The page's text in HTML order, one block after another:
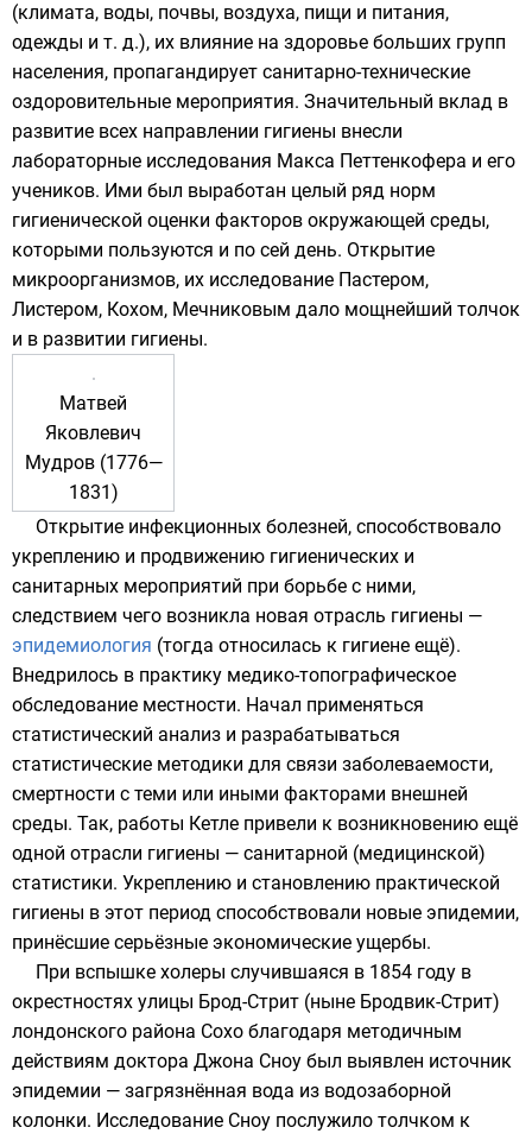
(климата, воды, почвы, воздуха, пищи и питания,
одежды и т. д.), их влияние на здоровье больших групп
населения, пропагандирует санитарно-технические
оздоровительные мероприятия. Значительный вклад в
развитие всех направлении гигиены внесли
лабораторные исследования Макса Петтенкофера и его
учеников. Ими был выработан целый ряд норм
гигиенической оценки факторов окружающей среды,
которыми пользуются и по сей день. Открытие
микроорганизмов, их исследование Пастером,
Листером, Кохом, Мечниковым дало мощнейший толчок
и в развитии гигиены.
Матвей
Яковлевич
Мудров (1776—
1831)
Открытие инфекционных болезней, способствовало
укреплению и продвижению гигиенических и
санитарных мероприятий при борьбе с ними,
следствием чего возникла новая отрасль гигиены —
эпидемиология (тогда относилась к гигиене ещё).
Внедрилось в практику медико-топографическое
обследование местности. Начал применяться
статистический анализ и разрабатываться
статистические методики для связи заболеваемости,
смертности с теми или иными факторами внешней
среды. Так, работы Кетле привели к возникновению ещё
одной отрасли гигиены — санитарной (медицинской)
статистики. Укреплению и становлению практической
гигиены в этот период способствовали новые эпидемии,
принёсшие серьёзные экономические ущербы.
При вспышке холеры случившаяся в 1854 году в
окрестностях улицы Брод-Стрит (ныне Бродвик-Стрит)
лондонского района Сохо благодаря методичным
действиям доктора Джона Сноу был выявлен источник
эпидемии — загрязнённая вода из водозаборной
колонки. Исследование Сноу послужило толчком к